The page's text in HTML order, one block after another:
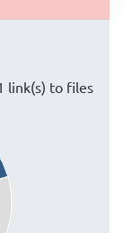
link(s) to files